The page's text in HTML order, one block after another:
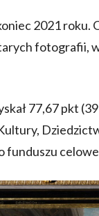
2021 roku.
fotografii,
77,67 pkt
funduszu